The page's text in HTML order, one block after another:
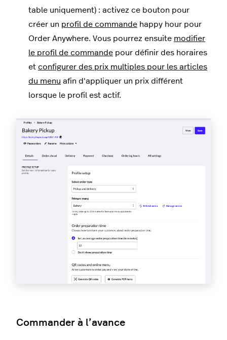
table uniquement) : activez ce bouton pour
créer un profil de commande happy hour pour
Order Anywhere. Vous pourrez ensuite modifier
le profil de commande pour définir des horaires
et configurer des prix multiples pour les articles
du menu afin d'appliquer un prix différent
lorsque le profil est actif.
Commander à l’avance